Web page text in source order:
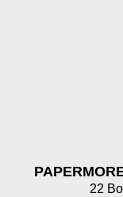
22